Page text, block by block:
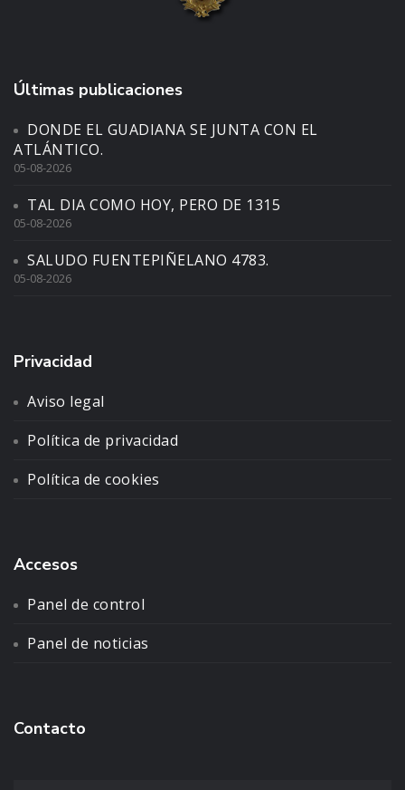
Últimas publicaciones
DONDE EL GUADIANA SE JUNTA CON EL
ATLÁNTICO.
05-08-2026
TAL DIA COMO HOY, PERO DE 1315
05-08-2026
SALUDO FUENTEPIÑELANO 4783.
05-08-2026
Privacidad
Aviso legal
Política de privacidad
Política de cookies
Accesos
Panel de control
Panel de noticias
Contacto